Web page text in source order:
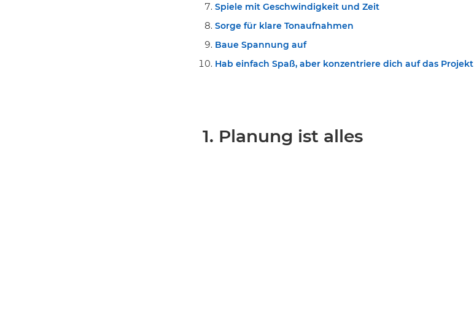
Spiele mit Geschwindigkeit und Zeit
Sorge für klare Tonaufnahmen
Baue Spannung auf
Hab einfach Spaß, aber konzentriere dich auf das Projekt
1. Planung ist alles